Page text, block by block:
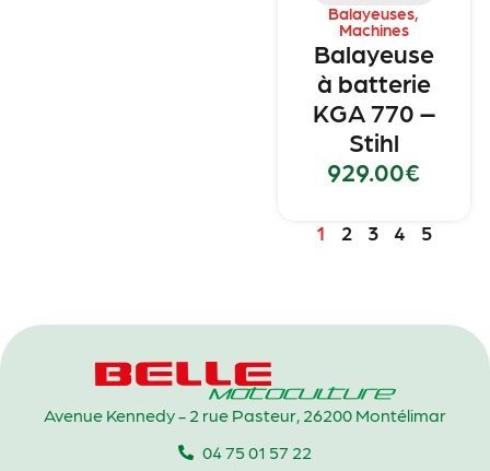
Balayeuses,
Machines
Balayeuse
à batterie
KGA 770 –
Stihl
929.00€
1 2 3 4 5
Avenue Kennedy - 2 rue Pasteur, 26200 Montélimar
04 75 01 57 22